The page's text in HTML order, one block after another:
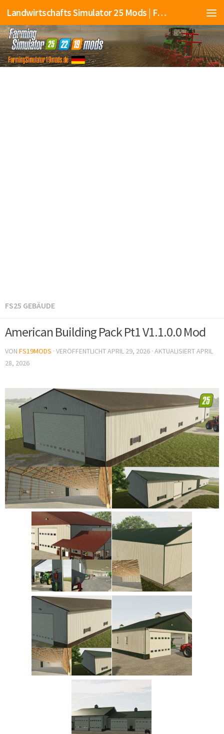
Landwirtschafts Simulator 25 Mods | Farming Simulator 25 Mods | FS25 Mods
FS25 GEBÄUDE
American Building Pack Pt1 V1.1.0.0 Mod
VON FS19MODS · VERÖFFENTLICHTAPRIL 29, 2026 · AKTUALISIERTAPRIL
28, 2026